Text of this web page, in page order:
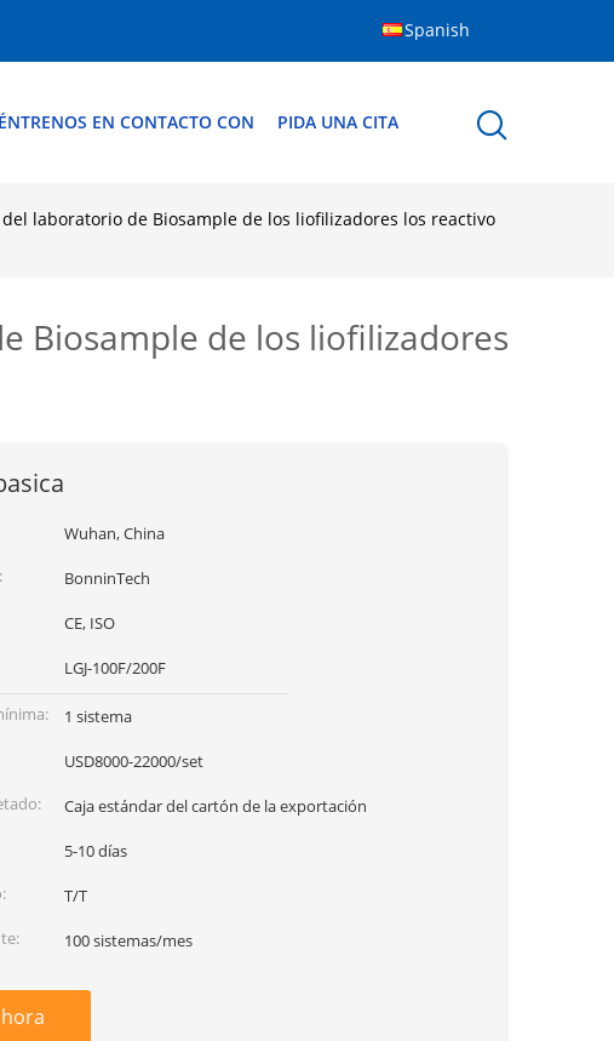
Spanish
ÉNTRENOS EN CONTACTO CON PIDA UNA CITA
laboratorio de Biosample de los liofilizadores los reactivo
Biosample de los liofilizadores
Wuhan, China
BonninTech
CE, ISO
LGJ-100F/200F
1 sistema
USD8000-22000/set
Caja estándar del cartón de la exportación
5-10 días
T/T
100 sistemas/mes